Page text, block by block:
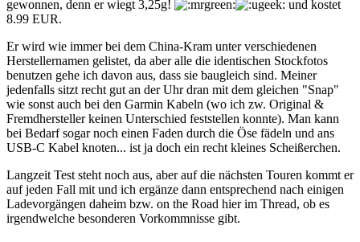
gewonnen, denn er wiegt 3,25g!
und kostet
8.99 EUR.
Er wird wie immer bei dem China-Kram unter verschiedenen
Herstellernamen gelistet, da aber alle die identischen Stockfotos
benutzen gehe ich davon aus, dass sie baugleich sind. Meiner
jedenfalls sitzt recht gut an der Uhr dran mit dem gleichen "Snap"
wie sonst auch bei den Garmin Kabeln (wo ich zw. Original &
Fremdhersteller keinen Unterschied feststellen konnte). Man kann
bei Bedarf sogar noch einen Faden durch die Öse fädeln und ans
USB-C Kabel knoten... ist ja doch ein recht kleines Scheißerchen.
Langzeit Test steht noch aus, aber auf die nächsten Touren kommt er
auf jeden Fall mit und ich ergänze dann entsprechend nach einigen
Ladevorgängen daheim bzw. on the Road hier im Thread, ob es
irgendwelche besonderen Vorkommnisse gibt.